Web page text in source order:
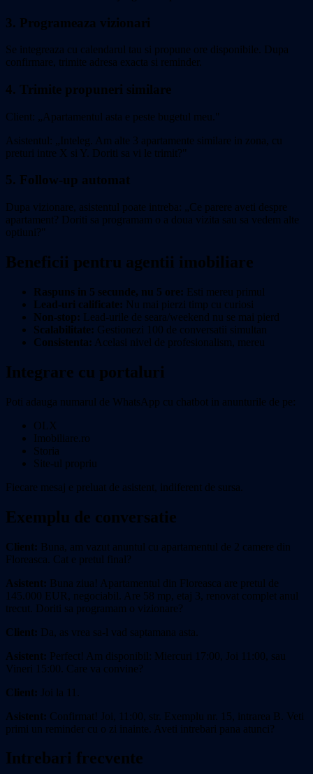
3. Programeaza vizionari
Se integreaza cu calendarul tau si propune ore disponibile. Dupa
confirmare, trimite adresa exacta si reminder.
4. Trimite propuneri similare
Client: „Apartamentul asta e peste bugetul meu."
Asistentul: „Inteleg. Am alte 3 apartamente similare in zona, cu
preturi intre X si Y. Doriti sa vi le trimit?"
5. Follow-up automat
Dupa vizionare, asistentul poate intreba: „Ce parere aveti despre
apartament? Doriti sa programam o a doua vizita sau sa vedem alte
optiuni?"
Beneficii pentru agentii imobiliare
Raspuns in 5 secunde, nu 5 ore: Esti mereu primul
Lead-uri calificate: Nu mai pierzi timp cu curiosi
Non-stop: Lead-urile de seara/weekend nu se mai pierd
Scalabilitate: Gestionezi 100 de conversatii simultan
Consistenta: Acelasi nivel de profesionalism, mereu
Integrare cu portaluri
Poti adauga numarul de WhatsApp cu chatbot in anunturile de pe:
OLX
Imobiliare.ro
Storia
Site-ul propriu
Fiecare mesaj e preluat de asistent, indiferent de sursa.
Exemplu de conversatie
Client: Buna, am vazut anuntul cu apartamentul de 2 camere din
Floreasca. Cat e pretul final?
Asistent: Buna ziua! Apartamentul din Floreasca are pretul de
145.000 EUR, negociabil. Are 58 mp, etaj 3, renovat complet anul
trecut. Doriti sa programam o vizionare?
Client: Da, as vrea sa-l vad saptamana asta.
Asistent: Perfect! Am disponibil: Miercuri 17:00, Joi 11:00, sau
Vineri 15:00. Care va convine?
Client: Joi la 11.
Asistent: Confirmat! Joi, 11:00, str. Exemplu nr. 15, intrarea B. Veti
primi un reminder cu o zi inainte. Aveti intrebari pana atunci?
Intrebari frecvente